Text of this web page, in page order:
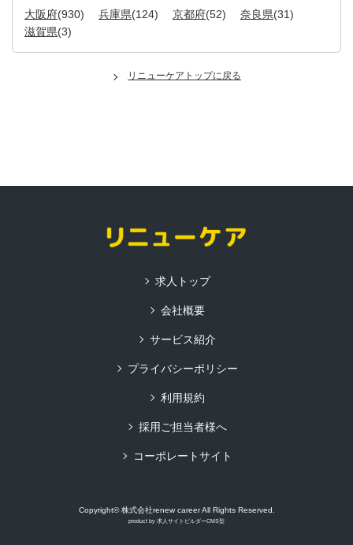
大阪府(930) 兵庫県(124) 京都府(52) 奈良県(31)
滋賀県(3)
リニューケアトップに戻る
求人トップ
会社概要
サービス紹介
プライバシーポリシー
利用規約
採用ご担当者様へ
コーポレートサイト
Copyright© 株式会社renew career All Rights Reserved.
product by 求人サイトビルダーCMS型